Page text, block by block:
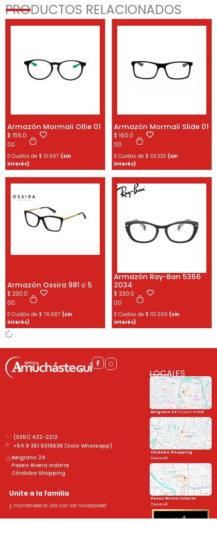
PRODUCTOS RELACIONADOS
Armazón Mormaii Ollie 01
$ 155.0
00
3 Cuotas de $ 51.667 (sin
interés)
Armazón Mormaii Slide 01
$ 160.0
00
3 Cuotas de $ 53.333 (sin
interés)
Armazón Ossira 981 c 5
$ 230.0
00
3 Cuotas de $ 76.667 (sin
interés)
Armazón Ray-Ban 5366
2034
$ 330.0
00
3 Cuotas de $ 110.000 (sin
interés)
(0351) 422-2212
+54 9 351 6319638 (Solo Whatsapp)
Belgrano 24
Paseo Rivera Indarte
Córdoba Shopping
Unite a la familia
y mantenete al día con las novedades!
➤
LOCALES
Belgrano 24 (Casa Central)
Córdoba Shopping
(Sucursal)
Paseo Rivera Indarte
(Sucursal)